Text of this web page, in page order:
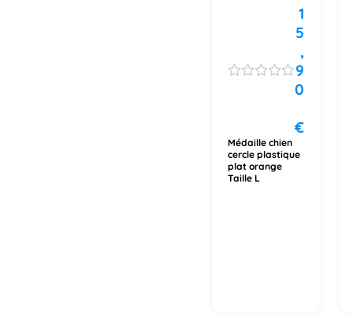
1
5
,
9
0
€
Médaille chien
cercle plastique
plat orange
Taille L